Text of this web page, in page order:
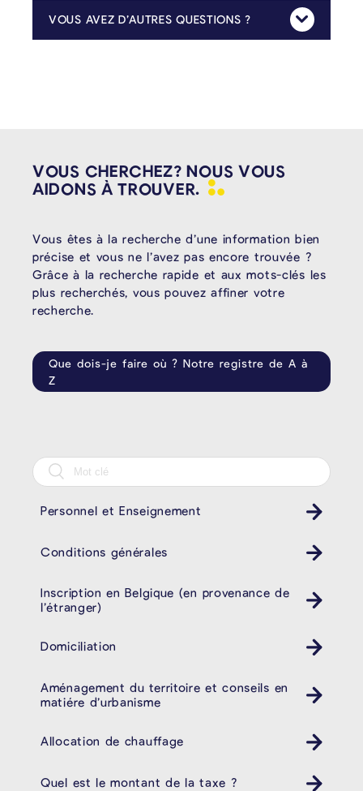
VOUS AVEZ D’AUTRES QUESTIONS ? Mehr
VOUS CHERCHEZ? NOUS VOUS
AIDONS ÀTROUVER.
Vous êtes à la recherche d’une information bien
précise et vous ne l’avez pas encore trouvée ?
Grâce à la recherche rapide et aux mots-clés les
plus recherchés, vous pouvez affiner votre
recherche.
Que dois-je faire où ? Notre registre de A à
Z
Personnel et Enseignement
Conditions générales
Inscription en Belgique (en provenance de
l’étranger)
Domiciliation
Aménagement du territoire et conseils en
matiére d’urbanisme
Allocation de chauffage
Quel est le montant de la taxe ?